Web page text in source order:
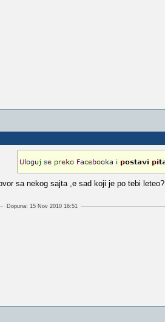
sa nekog sajta ,e sad koji je po tebi leteo?
Dopuna: 15 Nov 2010 16:51